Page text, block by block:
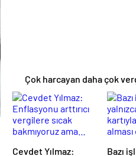
Çok harcayan daha çok
Cevdet Yılmaz:
Bazı